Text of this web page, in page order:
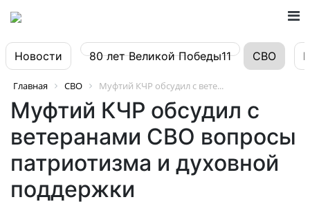
Новости 80 лет Великой Победы11 СВО
Главная СВО Муфтий КЧР обсудил с вете...
Муфтий КЧР обсудил с
ветеранами СВО вопросы
патриотизма и духовной
поддержки